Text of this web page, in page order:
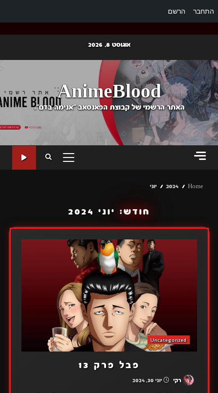
התחבר הרשם
content
אוגוסט 8, 2026
AnimeBlood
האתר הרשמי של קבוצת הפאנסאב "אנימה בדם".
PRIMARY
Home
2024 יוני
חודש: יוני 2024
Uncategorized
פבל פרק 13
רקי יוני 30, 2024